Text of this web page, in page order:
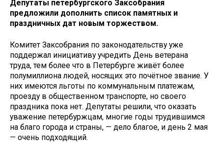
Депутаты петербургского Заксобрания
предложили дополнить список памятных и
праздничных дат новым торжеством.
Комитет Заксобрания по законодательству уже
поддержал инициативу учредить День ветерана
труда, тем более что в Петербурге живёт более
полумиллиона людей, носящих это почётное звание. У
них имеются льготы по коммунальным платежам,
проезду в общественном транспорте, но своего
праздника пока нет. Депутаты решили, что оказать
уважение петербуржцам, многие годы трудившимся
на благо города и страны, — дело благое, и день 2 мая
— очень подходящий.